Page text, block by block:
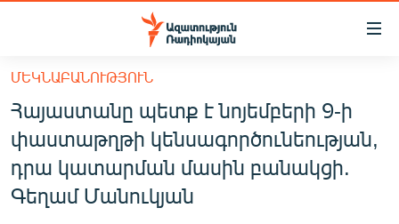
Մատչելիության
հիմնական
բովանդակությանը
Անցնել
հիմնական
մենյուին
Որոնում
ՀԱՅԱՍՏԱՆ
ՔԱՂԱՔԱԿԱՆ
ԸՆՏՐՈՒԹՅՈՒՆՆԵՐ 2026
ՄԵԿՆԱԲԱՆՈՒԹՅՈՒՆ
Հայաստանը պետք է նոյեմբերի 9-ի
փաստաթղթի կենսագործունեության,
դրա կատարման մասին բանակցի.
Գեղամ Մանուկյան